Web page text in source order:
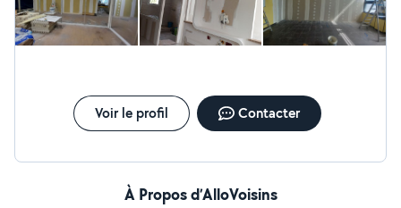
Voir le profil Contacter
À Propos d’AlloVoisins